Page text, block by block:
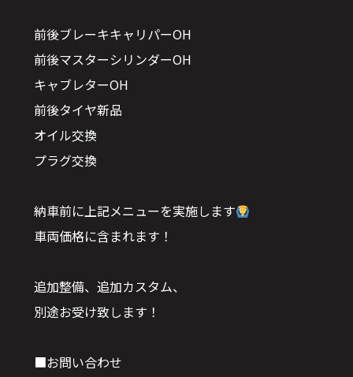
前後ブレーキキャリパーOH
前後マスターシリンダーOH
キャブレターOH
前後タイヤ新品
オイル交換
プラグ交換
納車前に上記メニューを実施します
車両価格に含まれます！
追加整備、追加カスタム、
別途お受け致します！
■お問い合わせ